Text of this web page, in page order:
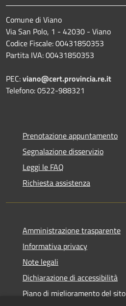
Comune di Viano
Via San Polo, 1 - 42030 - Viano
Codice Fiscale: 00431850353
Partita IVA: 00431850353
PEC:viano@cert.provincia.re.it
Telefono: 0522-988321
Prenotazione appuntamento
Segnalazione disservizio
Leggi le FAQ
Richiesta assistenza
Amministrazione trasparente
Informativa privacy
Note legali
Dichiarazione di accessibilità
Piano di miglioramento del sito